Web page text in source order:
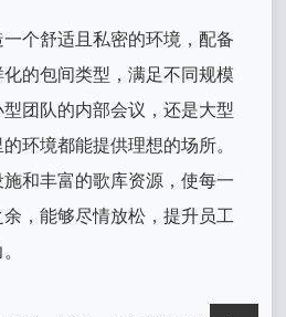
个舒适且私密的环境，配备
的包间类型，满足不同规模
团队的内部会议，还是大型
环境都能提供理想的场所。
和丰富的歌库资源，使每一
，能够尽情放松，提升员工